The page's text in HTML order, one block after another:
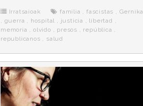
o
k
r
e
r
a
Irratsaioak familia ,fascistas , Gernika
, guerra , hospital , justicia , libertad ,
memoria ,olvido , presos , república ,
republicanos , salud